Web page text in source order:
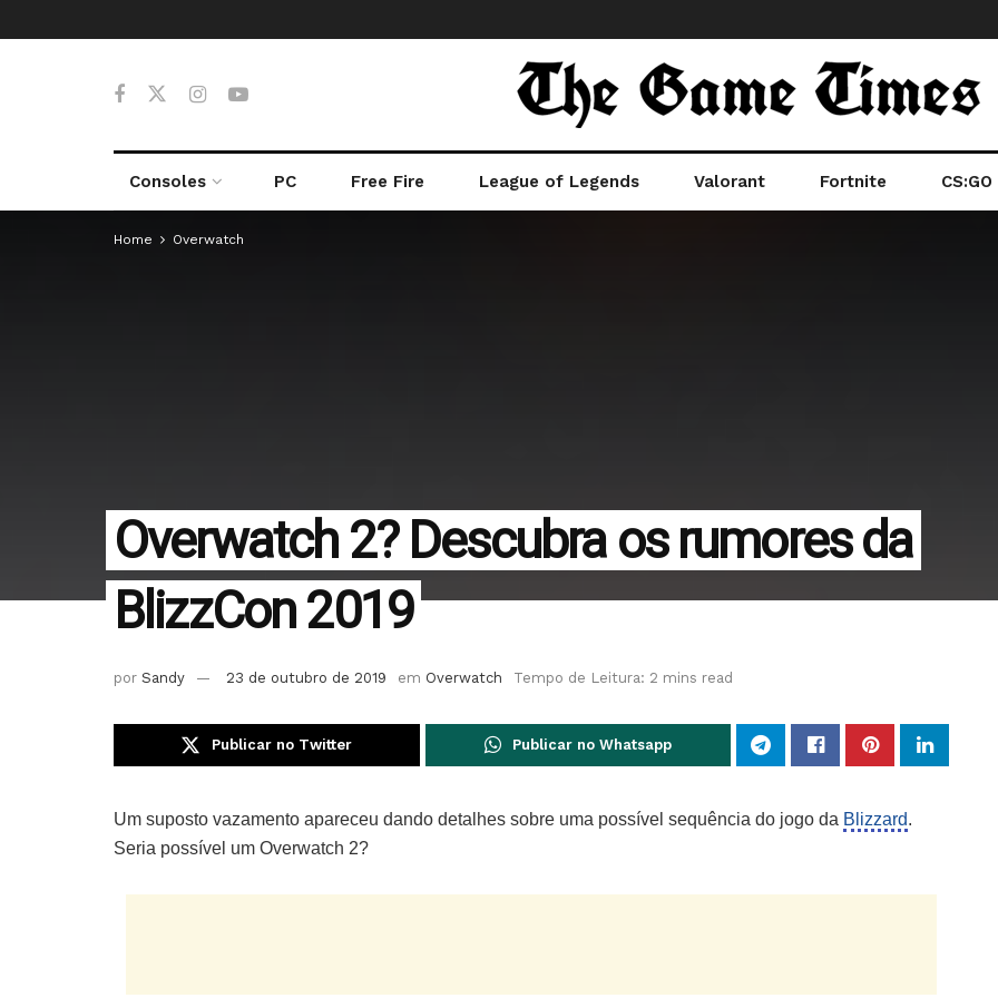
Consoles PC Free Fire League of Legends Valorant Fortnite CS:GO
Home Overwatch
Overwatch 2? Descubra os rumores da
BlizzCon 2019
por Sandy 23 de outubro de 2019 em Overwatch Tempo de Leitura: 2 mins read
Publicar no Twitter Publicar no Whatsapp
Um suposto vazamento apareceu dando detalhes sobre uma possível sequência do jogo da Blizzard.
Seria possível um Overwatch 2?